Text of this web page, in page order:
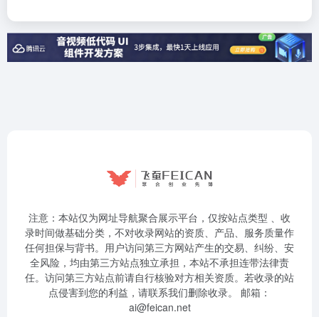
注意：本站仅为网址导航聚合展示平台，仅按站点类型 、收
录时间做基础分类，不对收录网站的资质、产品、服务质量作
任何担保与背书。用户访问第三方网站产生的交易、纠纷、安
全风险，均由第三方站点独立承担，本站不承担连带法律责
任。访问第三方站点前请自行核验对方相关资质。若收录的站
点侵害到您的利益，请联系我们删除收录。 邮箱：
ai@feican.net